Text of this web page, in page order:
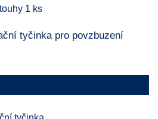
tyčinka pro povzbuzení